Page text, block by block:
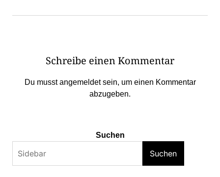
Schreibe einen Kommentar
Du musstangemeldetsein, um einen Kommentar
abzugeben.
Suchen
Suchen